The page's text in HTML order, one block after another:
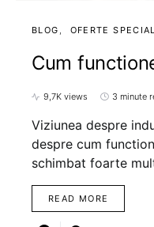
BLOG OFERTE
Cum
9,7K views 3 minute
Viziunea despre
despre cum
schimbat foarte
READ MORE